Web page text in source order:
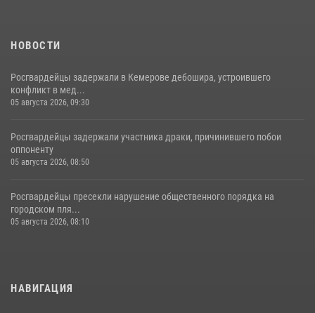
НОВОСТИ
Росгвардейцы задержали в Кемерове дебошира, устроившего
конфликт в мед...
05 августа 2026, 09:30
Росгвардейцы задержали участника драки, причинившего побои
оппоненту
05 августа 2026, 08:50
Росгвардейцы пресекли нарушение общественного порядка на
городском пля...
05 августа 2026, 08:10
НАВИГАЦИЯ